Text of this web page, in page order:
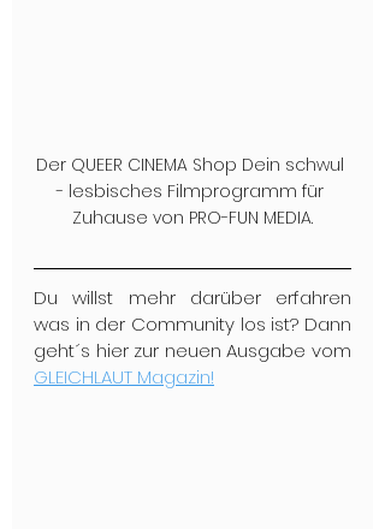
Der QUEER CINEMA Shop Dein schwul
- lesbisches Filmprogramm für
Zuhause von PRO-FUN MEDIA.
Du willst mehr darüber erfahren
was in der Community los ist? Dann
GLEICHLAUT Magazin!